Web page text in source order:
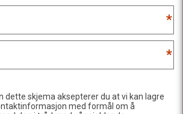
*
*
dette skjema aksepterer du at vi kan lagre
med formål om å